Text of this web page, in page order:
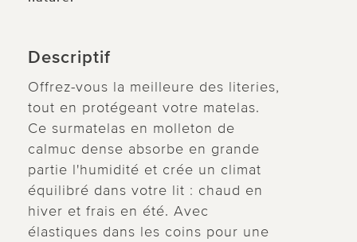
Descriptif
Offrez-vous la meilleure des literies,
tout en protégeant votre matelas.
Ce surmatelas en molleton de
calmuc dense absorbe en grande
partie l'humidité et crée un climat
équilibré dans votre lit : chaud en
hiver et frais en été. Avec
élastiques dans les coins pour une